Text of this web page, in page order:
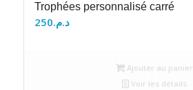
Trophées personnalisé carré
د.م.250
Ajouter au panier
Voir les détails